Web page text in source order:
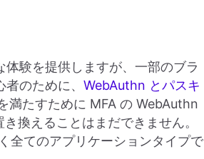
験を提供しますが、一部のブラ
のために、 WebAuthn とパスキ
満たすために MFA の WebAuthn
換えることはまだできません。
全てのアプリケーションタイプで